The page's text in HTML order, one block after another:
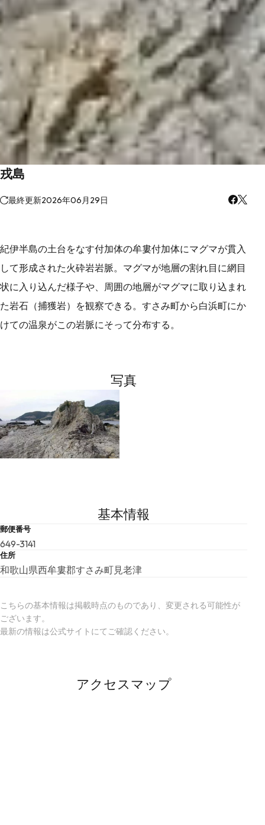
戎島
最終更新2026年06月29日
紀伊半島の土台をなす付加体の牟婁付加体にマグマが貫入
して形成された火砕岩岩脈。マグマが地層の割れ目に網目
状に入り込んだ様子や、周囲の地層がマグマに取り込まれ
た岩石（捕獲岩）を観察できる。すさみ町から白浜町にか
けての温泉がこの岩脈にそって分布する。
写真
基本情報
郵便番号
649-3141
住所
和歌山県西牟婁郡すさみ町見老津
こちらの基本情報は掲載時点のものであり、変更される可能性が
ございます。
最新の情報は公式サイトにてご確認ください。
アクセスマップ